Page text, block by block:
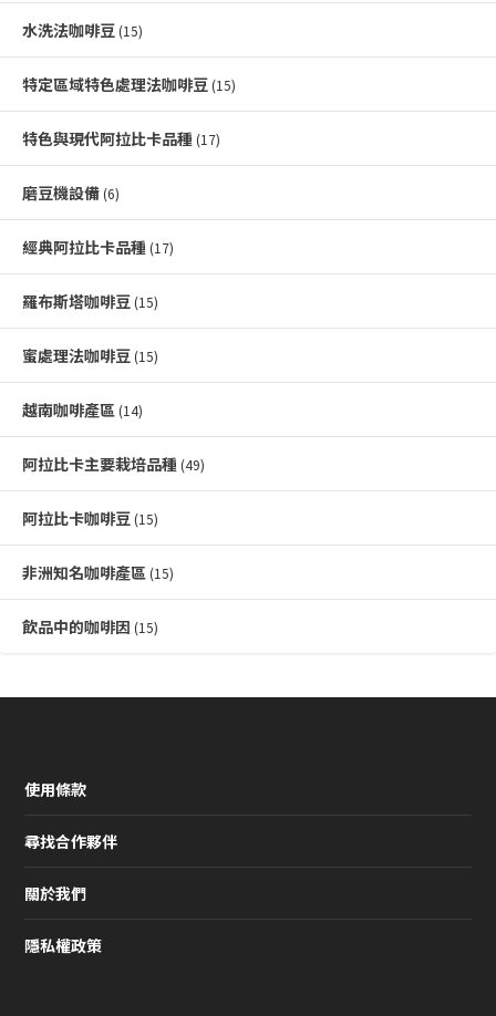
水洗法咖啡豆 (15)
特定區域特色處理法咖啡豆 (15)
特色與現代阿拉比卡品種 (17)
磨豆機設備 (6)
經典阿拉比卡品種 (17)
羅布斯塔咖啡豆 (15)
蜜處理法咖啡豆 (15)
越南咖啡產區 (14)
阿拉比卡主要栽培品種 (49)
阿拉比卡咖啡豆 (15)
非洲知名咖啡產區 (15)
飲品中的咖啡因 (15)
使用條款
尋找合作夥伴
關於我們
隱私權政策